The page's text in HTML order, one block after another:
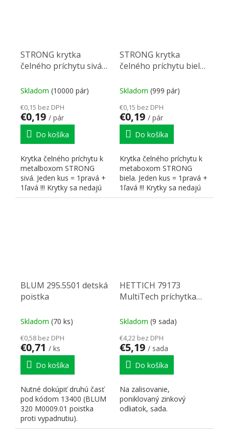
STRONG krytka
čelného príchytu sivá
Skladom (10000 pár)
€0,15 bez DPH
€0,19 / pár
Do košíka
Krytka čelného príchytu k
metalboxom STRONG
sivá. Jeden kus = 1pravá +
1ľavá !!! Krytky sa nedajú
použiť na výsuv...
STRONG krytka
čelného príchytu biela
Skladom (999 pár)
€0,15 bez DPH
€0,19 / pár
Do košíka
Krytka čelného príchytu k
metaboxom STRONG
biela. Jeden kus = 1pravá +
1ľavá !!! Krytky sa nedajú
použiť na výsuv...
BLUM 295.5501 detská
poistka
Skladom (70 ks)
€0,58 bez DPH
€0,71 / ks
Do košíka
Nutné dokúpiť druhú časť
pod kódom 13400 (BLUM
320 M0009.01 poistka
proti vypadnutiu).
HETTICH 79173
MultiTech príchytka
zalisovaniu
Skladom (9 sada)
€4,22 bez DPH
€5,19 / sada
Do košíka
Na zalisovanie,
poniklovaný zinkový
odliatok, sada.